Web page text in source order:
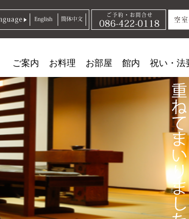
ご案内 お料理 お部屋 館内 祝い・法